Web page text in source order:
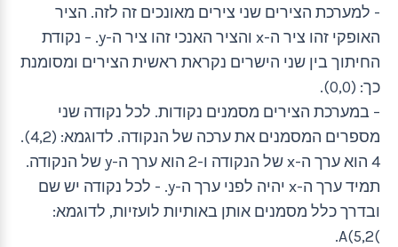
- למערכת הצירים שני צירים מאונכים זה לזה. הציר
האופקי זהו ציר ה-x והציר האנכי זהו ציר ה-y. – נקודת
החיתוך בין שני הישרים נקראת ראשית הצירים ומסומנת
כך: (0,0).
– במערכת הצירים מסמנים נקודות. לכל נקודה שני
מספרים המסמנים את ערכה של הנקודה. לדוגמא: (4,2).
4 הוא ערך ה-x של הנקודה ו-2 הוא ערך ה-y של הנקודה.
תמיד ערך ה-x יהיה לפני ערך ה-y. - לכל נקודה יש שם
ובדרך כלל מסמנים אותן באותיות לועזיות, לדוגמא:
)5,2)A.